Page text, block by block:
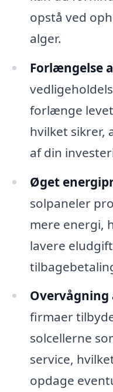
opstå ved
alger.
Forlængelse
forlænge
hvilket sikrer,
af din
Øget
solpaneler
mere energi,
lavere
firmaer
solcellerne
service,
opdage